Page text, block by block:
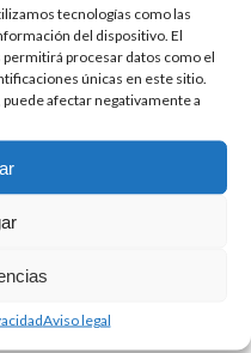
tecnologías como las
del dispositivo. El
procesar datos como el
únicas en este sitio.
afectar negativamente a
Aviso legal
INSTALACIONES
+ IVA